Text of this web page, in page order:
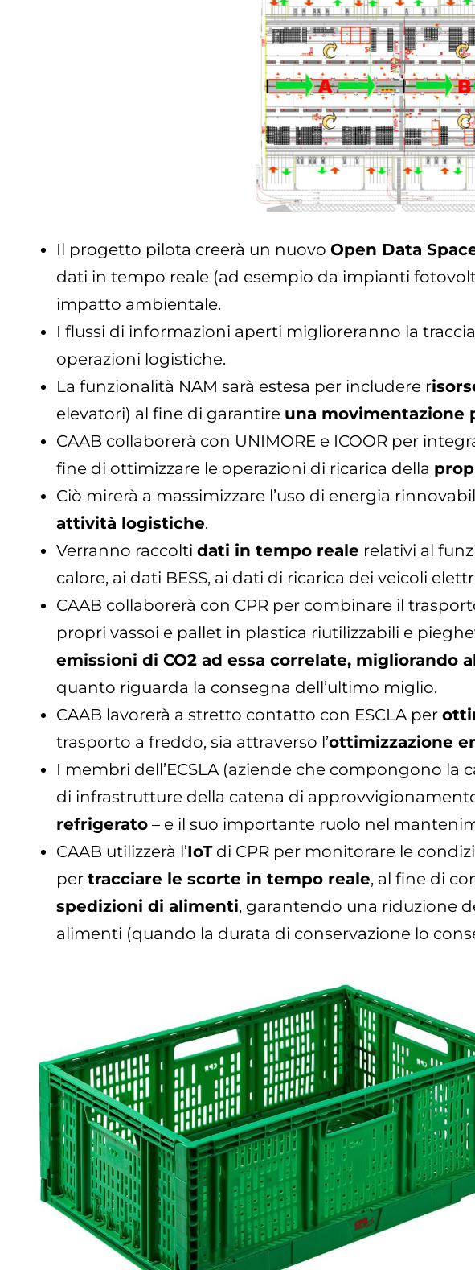
Il progetto pilota creerà un nuovo Open Data
dati in tempo reale (ad esempio da impianti
impatto ambientale.
I flussi di informazioni aperti miglioreranno la
operazioni logistiche.
La funzionalità NAM sarà estesa per includere r
elevatori) al fine di garantire una movimentazione
CAAB collaborerà con UNIMORE e ICOOR per
fine di ottimizzare le operazioni di ricarica della
Ciò mirerà a massimizzare l’uso di energia
attività logistiche.
Verranno raccolti dati in tempo reale relativi al
calore, ai dati BESS, ai dati di ricarica dei veicoli
CAAB collaborerà con CPR per combinare il
propri vassoi e pallet in plastica riutilizzabili e
emissioni di CO2 ad essa correlate,
quanto riguarda la consegna dell’ultimo miglio.
CAAB lavorerà a stretto contatto con ESCLA per
trasporto a freddo, sia attraverso l’ottimizzazione
I membri dell’ECSLA (aziende che compongono
di infrastrutture della catena di
refrigerato – e il suo importante ruolo nel
CAAB utilizzerà l’IoTdi CPR per monitorare le
per tracciare le scorte in tempo reale, al fine di
spedizioni di alimenti, garantendo una riduzione
alimenti (quando la durata di conservazione lo